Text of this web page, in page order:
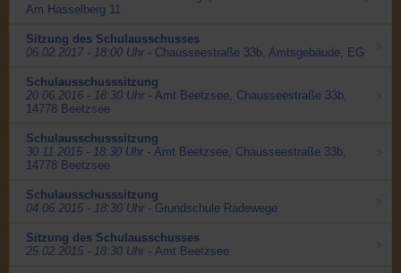
Am Hasselberg 11
Sitzung des Schulausschusses
06.02.2017 - 18:00 Uhr - Chausseestraße 33b, Amtsgebäude, EG
Schulausschusssitzung
20.06.2016 - 18:30 Uhr - Amt Beetzsee, Chausseestraße 33b,
14778 Beetzsee
Schulausschusssitzung
30.11.2015 - 18:30 Uhr - Amt Beetzsee, Chausseestraße 33b,
14778 Beetzsee
Schulausschusssitzung
04.06.2015 - 18:30 Uhr - Grundschule Radewege
Sitzung des Schulausschusses
25.02.2015 - 18:30 Uhr - Amt Beetzsee